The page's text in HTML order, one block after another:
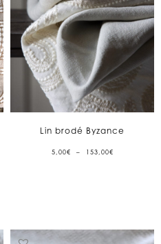
Lin brodé Byzance
5,00€ – 153,00€PLAGE
DE